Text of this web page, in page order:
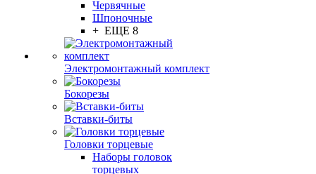
Червячные
Шпоночные
+ ЕЩЕ 8
Электромонтажный комплект
Бокорезы
Вставки-биты
Головки торцевые
Наборы головок
торцевых